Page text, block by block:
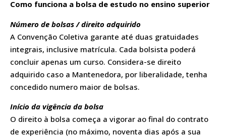
Como funciona a bolsa de estudo no ensino superior
Número de bolsas / direito adquirido
A Convenção Coletiva garante até duas gratuidades
integrais, inclusive matrícula. Cada bolsista poderá
concluir apenas um curso. Considera-se direito
adquirido caso a Mantenedora, por liberalidade, tenha
concedido numero maior de bolsas.
Início da vigência da bolsa
O direito à bolsa começa a vigorar ao final do contrato
de experiência (no máximo, noventa dias após a sua